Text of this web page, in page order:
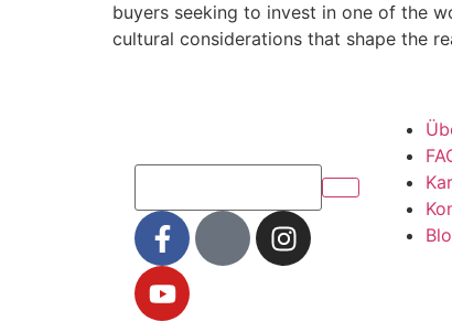
buyers seeking to invest in one of the
cultural considerations that shape the